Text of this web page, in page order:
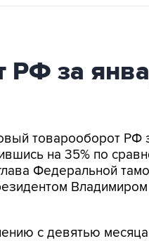
РФ за
товарооборот РФ
на 35% по
Федеральной
с девятью